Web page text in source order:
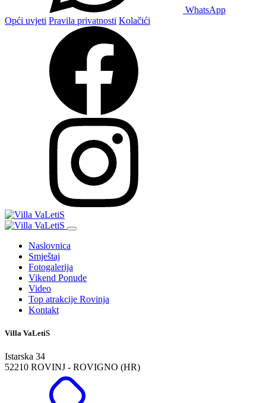
WhatsApp
Opći uvjeti Pravila privatnosti Kolačići
Naslovnica
Smještaj
Fotogalerija
Vikend Ponude
Video
Top atrakcije Rovinja
Kontakt
Villa VaLetiS
Istarska 34
52210 ROVINJ - ROVIGNO (HR)